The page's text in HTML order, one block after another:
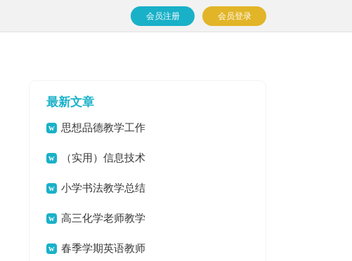
会员登录
会员注册
最新文章
思想品德教学工作
总结范文（实用）信息技术
教学工作总结
小学书法教学总结
高三化学老师教学
工作总结
春季学期英语教师